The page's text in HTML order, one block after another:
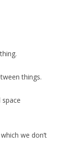
things.
we don’t